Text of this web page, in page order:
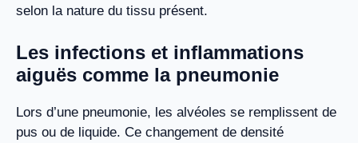
selon la nature du tissu présent.
Les infections et inflammations
aiguës comme la pneumonie
Lors d’une pneumonie, les alvéoles se remplissent de
pus ou de liquide. Ce changement de densité